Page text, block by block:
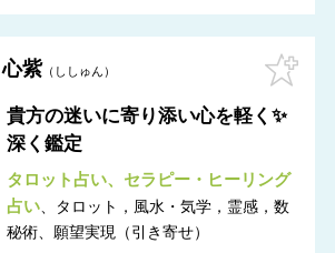
心紫 ししゅん
貴方の迷いに寄り添い心を軽く✨
深く鑑定
タロット占い
セラピー・ヒーリング
占い
タロット，風水・気学，霊感，数
秘術
願望実現（引き寄せ）